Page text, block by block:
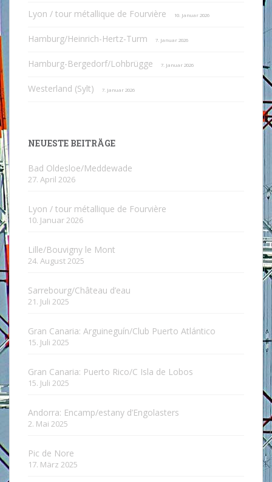
Lyon / tour métallique de Fourvière 10. Januar 2026
Hamburg/Heinrich-Hertz-Turm 7. Januar 2026
Hamburg-Bergedorf/Lohbrügge 7. Januar 2026
Westerland (Sylt) 7. Januar 2026
NEUESTE BEITRÄGE
Bad Oldesloe/Meddewade
27. April 2026
Lyon / tour métallique de Fourvière
10. Januar 2026
Lille/Bouvigny le Mont
24. August 2025
Sarrebourg/Château d’eau
21. Juli 2025
Gran Canaria: Arguineguín/Club Puerto Atlántico
15. Juli 2025
Gran Canaria: Puerto Rico/C Isla de Lobos
15. Juli 2025
Andorra: Encamp/estany d’Engolasters
2. Mai 2025
Pic de Nore
17. März 2025